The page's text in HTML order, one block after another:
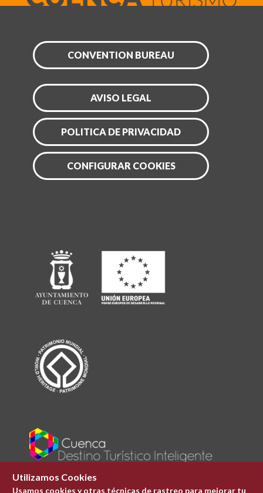
CONVENTION BUREAU
AVISO LEGAL
POLITICA DE PRIVACIDAD
CONFIGURAR COOKIES
Utilizamos Cookies
Usamos cookies y otras técnicas de rastreo para mejorar tu